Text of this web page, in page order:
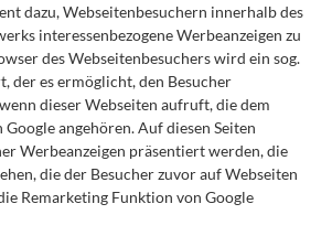
dazu, Webseitenbesuchern innerhalb des
interessenbezogene Werbeanzeigen zu
des Webseitenbesuchers wird ein sog.
der es ermöglicht, den Besucher
dieser Webseiten aufruft, die dem
angehören. Auf diesen Seiten
Werbeanzeigen präsentiert werden, die
die der Besucher zuvor auf Webseiten
Remarketing Funktion von Google